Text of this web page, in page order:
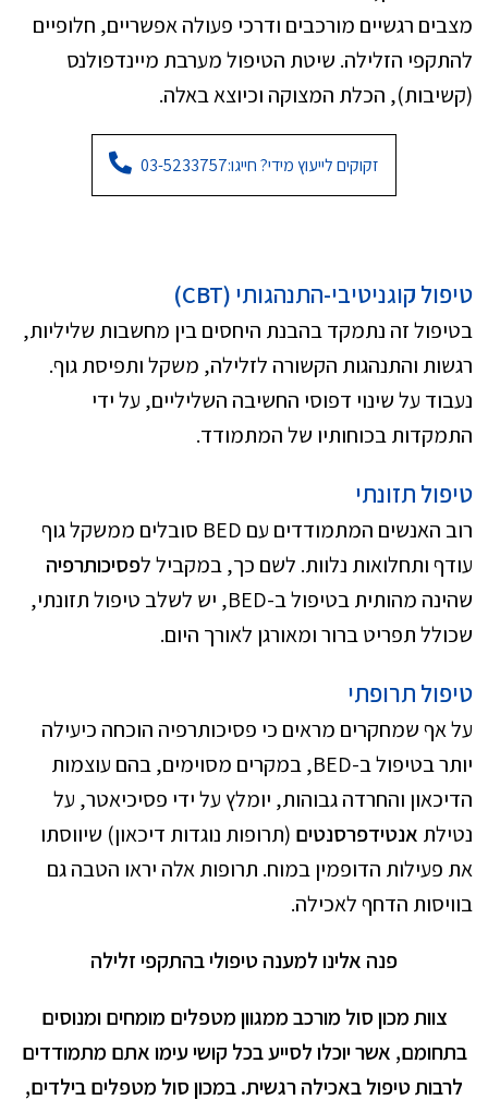
מצבים רגשיים מורכבים ודרכי פעולה אפשריים, חלופיים
להתקפי הזלילה. שיטת הטיפול מערבת מיינדפולנס
(קשיבות), הכלת המצוקה וכיוצא באלה.
זקוקים לייעוץ מידי? חייגו:03-5233757
טיפול קוגניטיבי-התנהגותי (CBT)
בטיפול זה נתמקד בהבנת היחסים בין מחשבות שליליות,
רגשות והתנהגות הקשורה לזלילה, משקל ותפיסת גוף.
נעבוד על שינוי דפוסי החשיבה השליליים, על ידי
התמקדות בכוחותיו של המתמודד.
טיפול תזונתי
רוב האנשים המתמודדים עם BED סובלים ממשקל גוף
עודף ותחלואות נלוות. לשם כך, במקביל לפסיכותרפיה
שהינה מהותית בטיפול ב-BED, יש לשלב טיפול תזונתי,
שכולל תפריט ברור ומאורגן לאורך היום.
טיפול תרופתי
על אף שמחקרים מראים כי פסיכותרפיה הוכחה כיעילה
יותר בטיפול ב-BED, במקרים מסוימים, בהם עוצמות
הדיכאון והחרדה גבוהות, יומלץ על ידי פסיכיאטר, על
נטילת אנטידפרסנטים (תרופות נוגדות דיכאון) שיווסתו
את פעילות הדופמין במוח. תרופות אלה יראו הטבה גם
בוויסות הדחף לאכילה.
פנה אלינו למענה טיפולי בהתקפי זלילה
צוות מכון סול מורכב ממגוון מטפלים מומחים ומנוסים
בתחומם, אשר יוכלו לסייע בכל קושי עימו אתם מתמודדים
לרבות טיפול באכילה רגשית. במכון סול מטפלים בילדים,